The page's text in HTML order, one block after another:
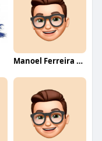
Manoel Ferreira dos Santos junior